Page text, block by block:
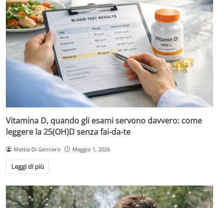
Vitamina D, quando gli esami servono davvero: come
leggere la 25(OH)D senza fai-da-te
Mattia Di Gennaro Maggio 1, 2026
Leggi di più